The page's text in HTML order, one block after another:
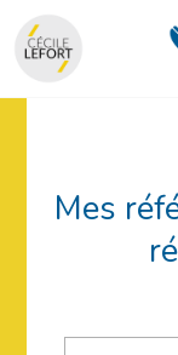
Mes
Rechercher